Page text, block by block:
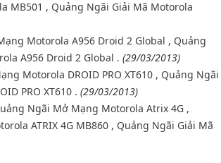
MB501 , Quảng Ngãi Giải Mã Motorola
Motorola A956 Droid 2 Global , Quảng
A956 Droid 2 Global . (29/03/2013)
Motorola DROID PRO XT610 , Quảng Ngãi
PRO XT610 . (29/03/2013)
Ngãi Mở Mạng Motorola Atrix 4G ,
ATRIX 4G MB860 , Quảng Ngãi Giải Mã